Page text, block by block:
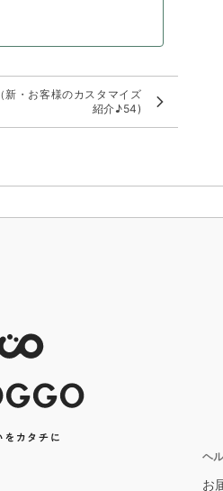
・お客様のカスタマイズ
紹介♪54)
ヘ
お